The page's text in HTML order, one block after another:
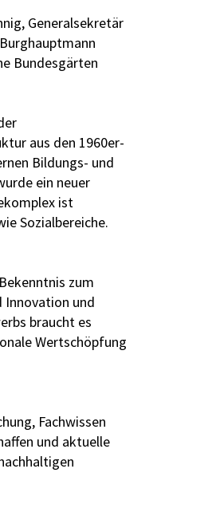
Generalsekretär
Bundesgärten
aus den 1960er-
Bildungs- und
ein neuer
ist
Sozialbereiche.
zum
Innovation und
braucht es
Wertschöpfung
Fachwissen
und aktuelle